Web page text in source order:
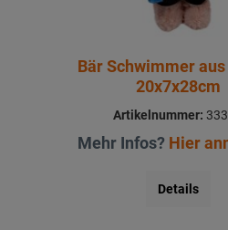
Bär Schwimmer
20x7x28cm
Artikelnummer:
Mehr Infos? Hier
Details